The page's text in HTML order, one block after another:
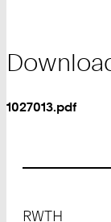
1027013.pdf
RWTH